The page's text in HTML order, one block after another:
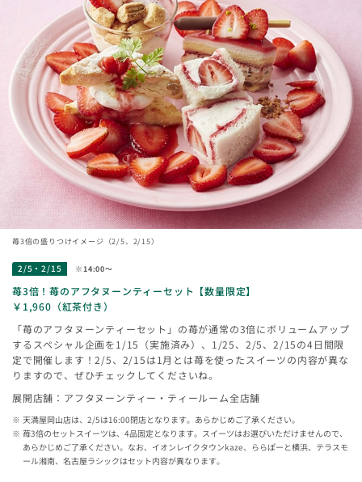
苺3倍の盛りつけイメージ（2/5、2/15）
2/5・2/15 ※14:00〜
苺3倍！苺のアフタヌーンティーセット【数量限定】
￥1,960（紅茶付き）
「苺のアフタヌーンティーセット」の苺が通常の3倍にボリュームアップ
するスペシャル企画を1/15（実施済み）、1/25、2/5、2/15の4日間限
定で開催します！2/5、2/15は1月とは苺を使ったスイーツの内容が異な
りますので、ぜひチェックしてくださいね。
展開店舗：アフタヌーンティー・ティールーム全店舗
天満屋岡山店は、2/5は16:00閉店となります。あらかじめご了承ください。
苺3倍のセットスイーツは、4品固定となります。スイーツはお選びいただけませんので、
あらかじめご了承ください。なお、イオンレイクタウンkaze、ららぽーと横浜、テラスモ
ール湘南、名古屋ラシックはセット内容が異なります。